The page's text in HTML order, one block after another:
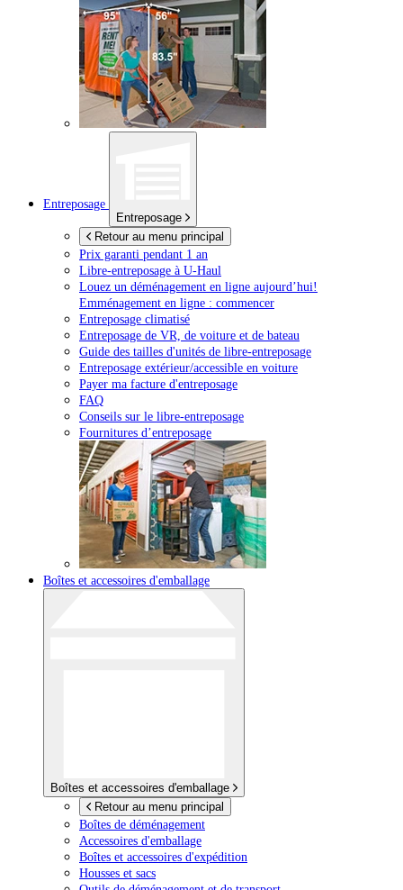
Entreposage
Entreposage
Retour au menu principal
Prix garanti pendant 1 an
Libre-entreposage à U-Haul
Louez un déménagement en ligne aujourd’hui!
Emménagement en ligne : commencer
Entreposage climatisé
Entreposage de VR, de voiture et de bateau
Guide des tailles d'unités de libre-entreposage
Entreposage extérieur/accessible en voiture
Payer ma facture d'entreposage
FAQ
Conseils sur le libre-entreposage
Fournitures d’entreposage
Boîtes et accessoires d'emballage
Boîtes et accessoires d'emballage
Retour au menu principal
Boîtes de déménagement
Accessoires d'emballage
Boîtes et accessoires d'expédition
Housses et sacs